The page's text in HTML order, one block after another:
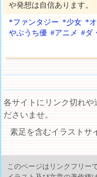
や発想は自信あります。
*ファンタジー *少女 *
やぶうち優 #アニメ #ダ
各サイトにリンク切れや
ださいませ。
素足を含むイラストサ
このページはリンクフリー